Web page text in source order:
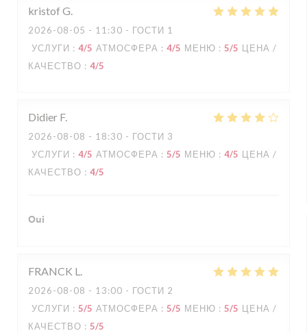
kristof G
2026-08-05 - 11:30 - ГОСТИ 1
УСЛУГИ : 4/5 АТМОСФЕРА : 4/5 МЕНЮ : 5/5 ЦЕНА /
КАЧЕСТВО : 4/5
Didier F
2026-08-08 - 18:30 - ГОСТИ 3
УСЛУГИ : 4/5 АТМОСФЕРА : 5/5 МЕНЮ : 4/5 ЦЕНА /
КАЧЕСТВО : 4/5
Oui
FRANCK L
2026-08-08 - 13:00 - ГОСТИ 2
УСЛУГИ : 5/5 АТМОСФЕРА : 5/5 МЕНЮ : 5/5 ЦЕНА /
КАЧЕСТВО : 5/5